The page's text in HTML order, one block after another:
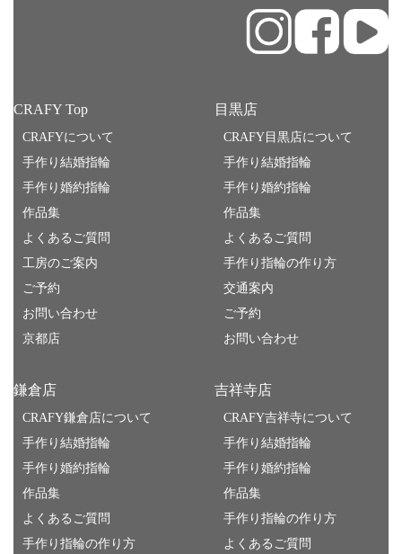
CRAFY Top
CRAFYについて
手作り結婚指輪
手作り婚約指輪
作品集
よくあるご質問
工房のご案内
ご予約
お問い合わせ
京都店
目黒店
CRAFY目黒店について
手作り結婚指輪
手作り婚約指輪
作品集
よくあるご質問
手作り指輪の作り方
交通案内
ご予約
お問い合わせ
鎌倉店
CRAFY鎌倉店について
手作り結婚指輪
手作り婚約指輪
作品集
よくあるご質問
手作り指輪の作り方
吉祥寺店
CRAFY吉祥寺について
手作り結婚指輪
手作り婚約指輪
作品集
手作り指輪の作り方
よくあるご質問